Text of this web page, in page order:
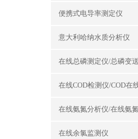
便携式电导率测定仪
意大利哈纳水质分析仪
在线COD检测仪/COD在
在线余氯监测仪